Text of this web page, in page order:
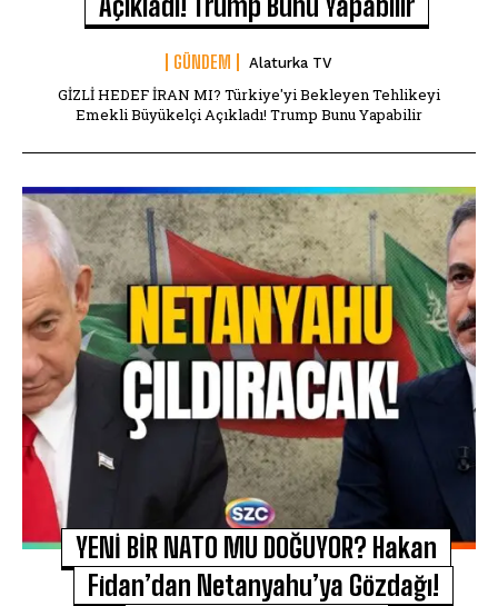
GÜNDEM Alaturka TV
GİZLİ HEDEF İRAN MI? Türkiye'yi Bekleyen Tehlikeyi
Emekli Büyükelçi Açıkladı! Trump Bunu Yapabilir
YENİ BİR NATO MU DOĞUYOR? Hakan
Fidan’dan Netanyahu’ya Gözdağı!